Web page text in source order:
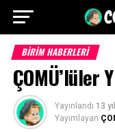
BİRİM HABERLERİ
ÇOMÜ’lüler
Yayınlandı 13
Yayımlayan